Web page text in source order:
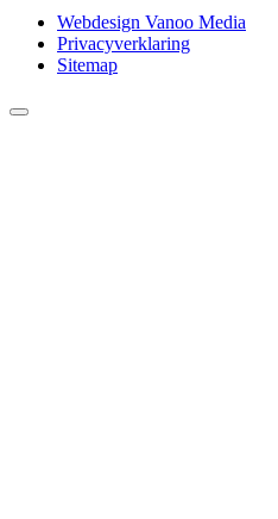
Webdesign Vanoo Media
Privacyverklaring
Sitemap